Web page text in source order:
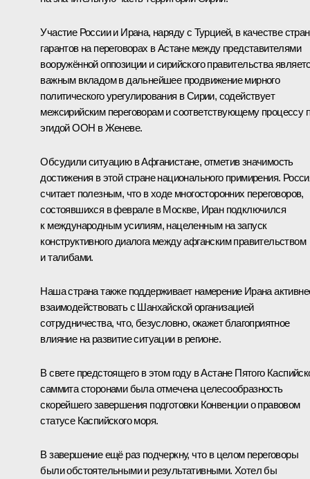
Участие России и Ирана, наряду с Турцией, в качестве
гарантов на переговорах в Астане между представителями
вооружённой оппозиции и сирийского правительства
важным вкладом в дальнейшее продвижение мирного
политического урегулирования в Сирии, содействует
межсирийским переговорам и соответствующему процессу
эгидой ООН в Женеве.
Обсудили ситуацию в Афганистане, отметив значимость
достижения в этой стране национального примирения.
считает полезным, что в ходе многосторонних переговоров,
состоявшихся в феврале в Москве, Иран подключился
к международным усилиям, нацеленным на запуск
конструктивного диалога между афганским правительством
и талибами.
Наша страна также поддерживает намерение Ирана
взаимодействовать с Шанхайской организацией
сотрудничества, что, безусловно, окажет благоприятное
влияние на развитие ситуации в регионе.
В свете предстоящего в этом году в Астане Пятого
саммита сторонами была отмечена целесообразность
скорейшего завершения подготовки Конвенции о правовом
статусе Каспийского моря.
В завершение ещё раз подчеркну, что в целом переговоры
были обстоятельными и результативными. Хотел бы